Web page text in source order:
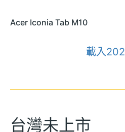
Acer Iconia Tab M10
載入
台灣未上市